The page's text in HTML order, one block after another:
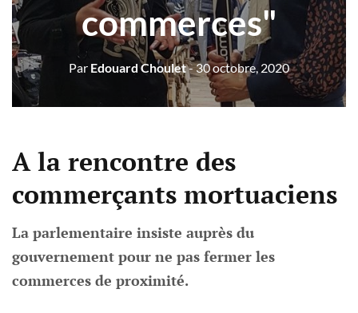
commerces"
Par Edouard Choulet- 30 octobre, 2020
A la rencontre des
commerçants mortuaciens
La parlementaire insiste auprès du
gouvernement pour ne pas fermer les
commerces de proximité.